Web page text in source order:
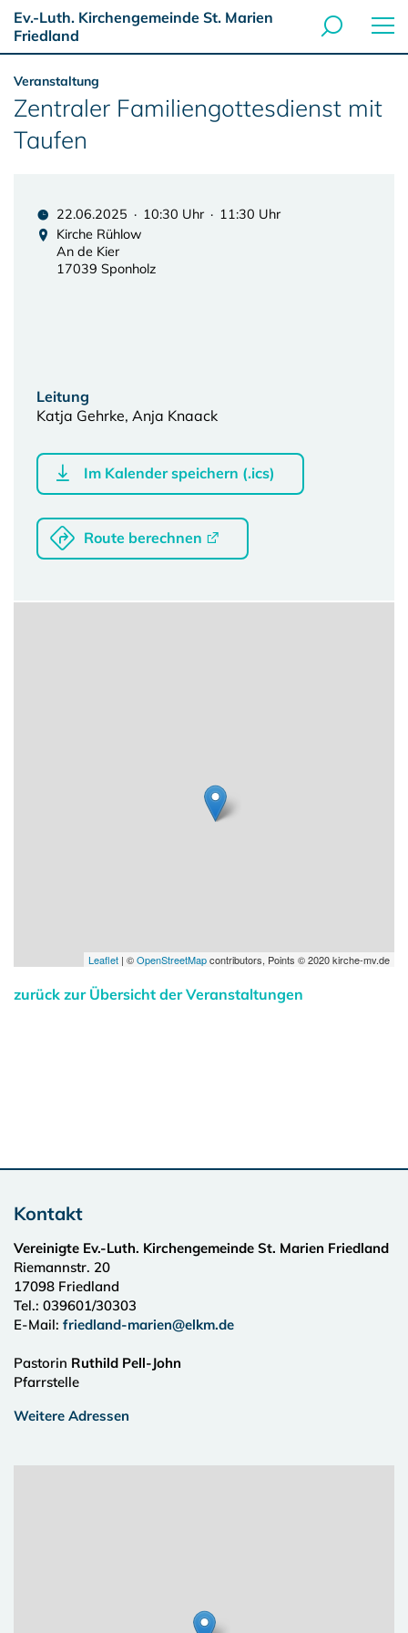
Ev.-Luth. Kirchengemeinde St. Marien
Friedland
Veranstaltung
Zentraler Familiengottesdienst mit
Taufen
22.06.2025 · 10:30 Uhr · 11:30 Uhr
Kirche Rühlow
An de Kier
17039 Sponholz
Leitung
Katja Gehrke, Anja Knaack
Im Kalender speichern (.ics)
Route berechnen
Leaflet | ©OpenStreetMapcontributors, Points © 2020 kirche-mv.de
zurück zur Übersicht der Veranstaltungen
Kontakt
Vereinigte Ev.-Luth. Kirchengemeinde St. Marien Friedland
Riemannstr. 20
17098 Friedland
Tel.: 039601/30303
E-Mail: friedland-marien@elkm.de
Pastorin Ruthild Pell-John
Pfarrstelle
Weitere Adressen